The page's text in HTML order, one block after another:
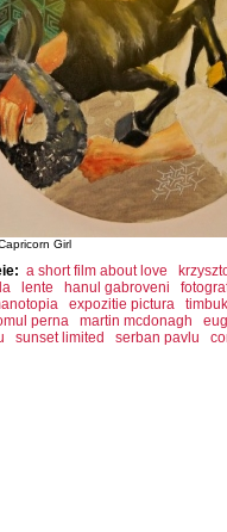
Girl
a short film about love
lente hanul gabroveni
expozitie pictura
perna martin mcdonagh
sunset limited serban pavlu